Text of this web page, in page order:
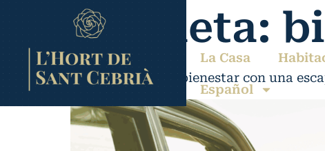
La Casa
Español
Etiqueta:
Cómo mejorar tu bienestar con una